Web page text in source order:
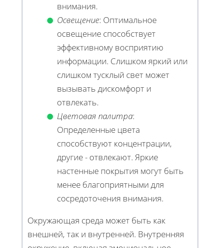
внимания.
Освещение: Оптимальное
освещение способствует
эффективному восприятию
информации. Слишком яркий или
слишком тусклый свет может
вызывать дискомфорт и
отвлекать.
Цветовая палитра:
Определенные цвета
способствуют концентрации,
другие - отвлекают. Яркие
настенные покрытия могут быть
менее благоприятными для
сосредоточения внимания.
Окружающая среда может быть как
внешней, так и внутренней. Внутренняя